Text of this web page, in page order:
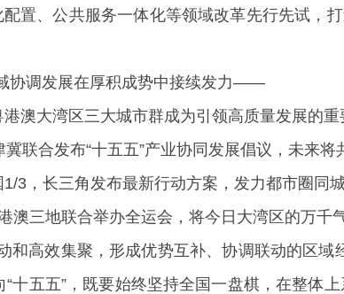
置、公共服务一体化等领域改革先行先试，
协调发展在厚积成势中接续发力——
澳大湾区三大城市群成为引领高质量发展的重
联合发布“十五五”产业协同发展倡议，未来将
3，长三角发布最新行动方案，发力都市圈同
澳三地联合举办全运会，将今日大湾区的万
和高效集聚，形成优势互补、协调联动的区域
十五五”，既要始终坚持全国一盘棋，在整体